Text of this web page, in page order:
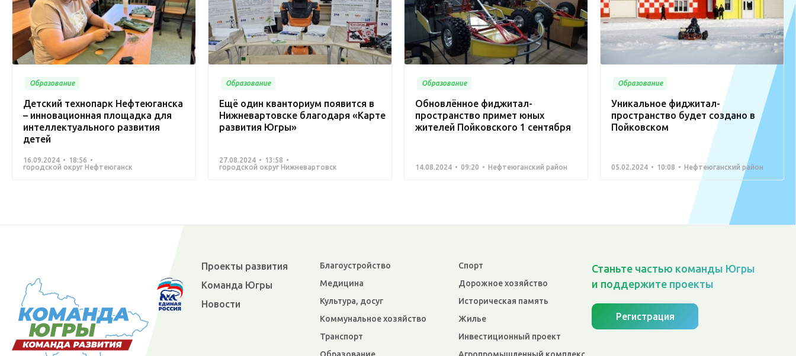
Образование
Детский технопарк Нефтеюганска
– инновационная площадка для
интеллектуального развития
детей
16.09.2024
18:56
городской округ Нефтеюганск
Образование
Ещё один кванториум появится в
Нижневартовске благодаря «Карте
развития Югры»
27.08.2024
13:58
городской округ Нижневартовск
Образование
Обновлённое фиджитал-
пространство примет юных
жителей Пойковского 1 сентября
14.08.2024 09:20 Нефтеюганский район
Образование
Уникальное фиджитал-
пространство будет создано в
Пойковском
05.02.2024 10:08 Нефтеюганский район
Проекты развития
Команда Югры
Новости
Благоустройство
Медицина
Культура, досуг
Коммунальное хозяйство
Транспорт
Спорт
Дорожное хозяйство
Историческая память
Жилье
Инвестиционный проект
Станьте частью команды Югры
и поддержите проекты
Регистрация